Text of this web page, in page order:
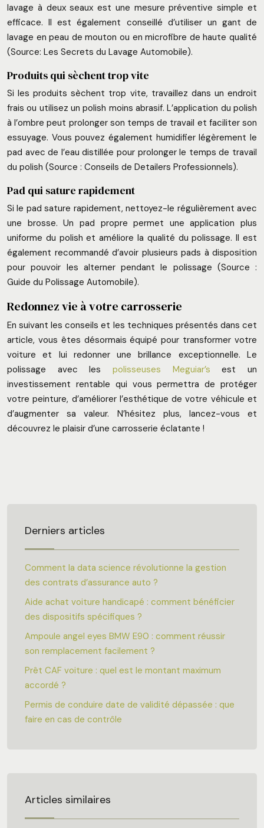
lavage à deux seaux est une mesure préventive simple et
efficace. Il est également conseillé d’utiliser un gant de
lavage en peau de mouton ou en microfibre de haute qualité
(Source: Les Secrets du Lavage Automobile).
Produits qui sèchent trop vite
Si les produits sèchent trop vite, travaillez dans un endroit
frais ou utilisez un polish moins abrasif. L’application du polish
à l’ombre peut prolonger son temps de travail et faciliter son
essuyage. Vous pouvez également humidifier légèrement le
pad avec de l’eau distillée pour prolonger le temps de travail
du polish (Source : Conseils de Detailers Professionnels).
Pad qui sature rapidement
Si le pad sature rapidement, nettoyez-le régulièrement avec
une brosse. Un pad propre permet une application plus
uniforme du polish et améliore la qualité du polissage. Il est
également recommandé d’avoir plusieurs pads à disposition
pour pouvoir les alterner pendant le polissage (Source :
Guide du Polissage Automobile).
Redonnez vie à votre carrosserie
En suivant les conseils et les techniques présentés dans cet
article, vous êtes désormais équipé pour transformer votre
voiture et lui redonner une brillance exceptionnelle. Le
polissage avec les polisseuses Meguiar’sest un
investissement rentable qui vous permettra de protéger
votre peinture, d’améliorer l’esthétique de votre véhicule et
d’augmenter sa valeur. N’hésitez plus, lancez-vous et
découvrez le plaisir d’une carrosserie éclatante !
Derniers articles
Comment la data science révolutionne la gestion
des contrats d’assurance auto ?
Aide achat voiture handicapé : comment bénéficier
des dispositifs spécifiques ?
Ampoule angel eyes BMW E90 : comment réussir
son remplacement facilement ?
Prêt CAF voiture : quel est le montant maximum
accordé ?
Permis de conduire date de validité dépassée : que
faire en cas de contrôle
Articles similaires